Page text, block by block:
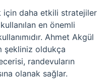
için daha etkili stratejiler
en önemli
Ahmet Akgül
şekliniz oldukça
randevuların
olanak sağlar.